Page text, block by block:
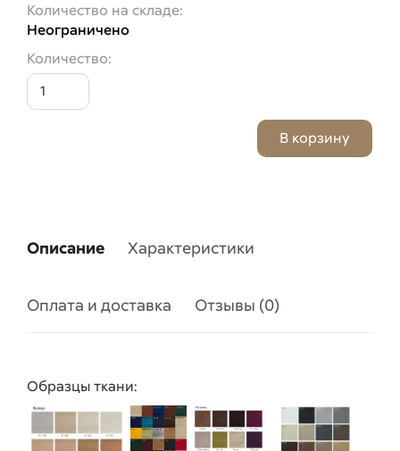
Количество на складе:
Неограничено
Количество:
Описание Характеристики
Оплата и доставка Отзывы (0)
Образцы ткани: